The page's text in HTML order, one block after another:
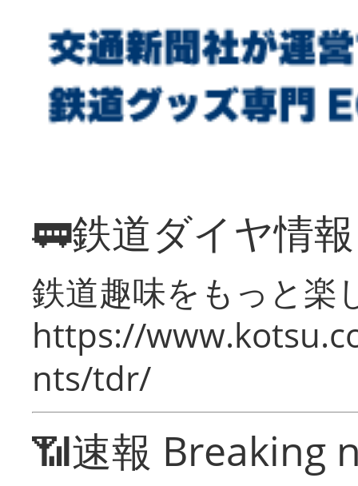
🚃鉄道ダイヤ情
鉄道趣味をもっと楽
https://
nts/tdr/
📶速報 Breaking